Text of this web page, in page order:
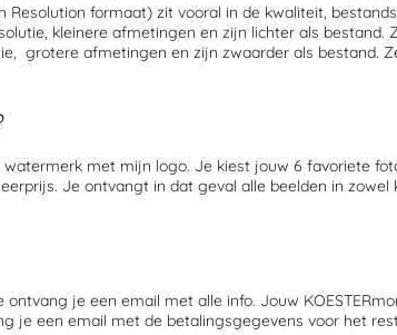
Resolution formaat) zit vooral in de kwaliteit,
kleinere afmetingen en zijn lichter als bestand.
grotere afmetingen en zijn zwaarder als bestand.
met mijn logo. Je kiest jouw 6 favoriete
Je ontvangt in dat geval alle beelden in zowel
ontvang je een email met alle info. Jouw
je een email met de betalingsgegevens voor het